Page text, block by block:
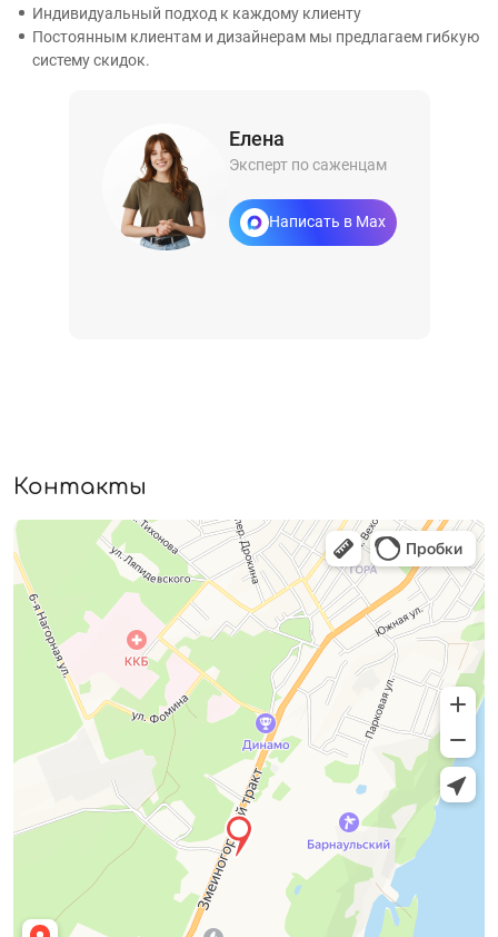
Индивидуальный подход к каждому клиенту
Постоянным клиентам и дизайнерам мы предлагаем гибкую
систему скидок.
Елена
Эксперт по саженцам
Написать в Max
Контакты